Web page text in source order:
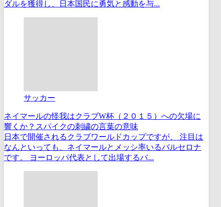
ダルを獲得し、日本国民に勇気と感動を与...
サッカー
ネイマールの怪我はクラブW杯（２０１５）への欠場に
響くか？スパイクの刺繍の言葉の意味
日本で開催されるクラブワールドカップですが、 注目は
なんといっても、ネイマールとメッシ率いるバルセロナ
です。 ヨーロッパ代表として出場するバ...